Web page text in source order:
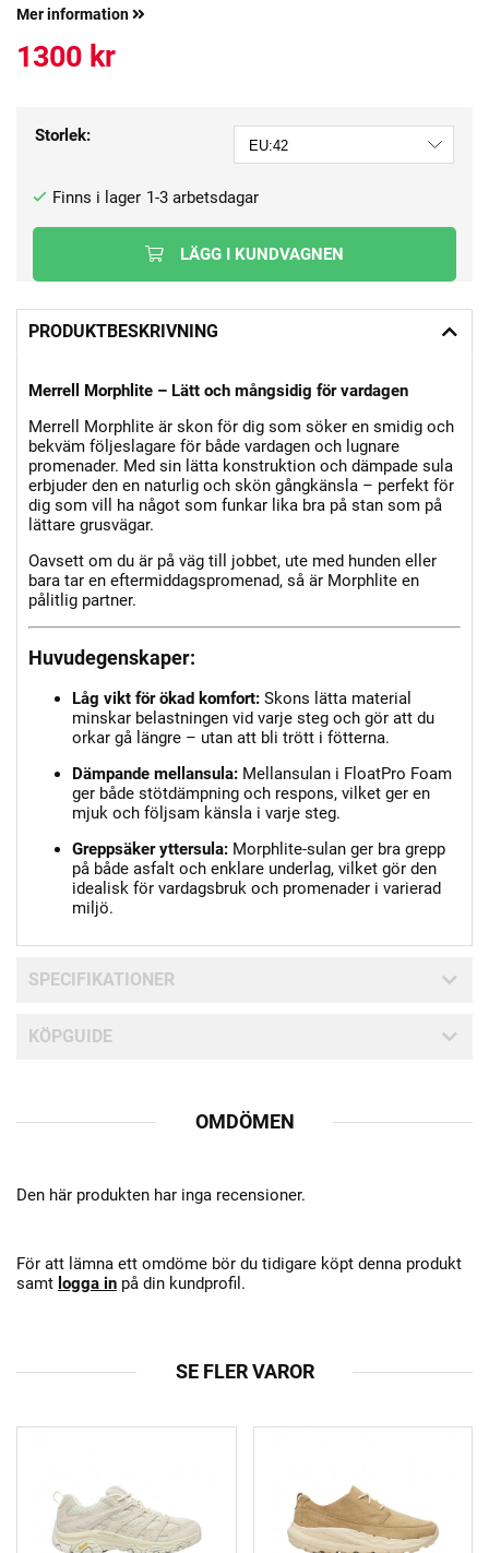
Mer information
1300 kr
Storlek:
1-3 arbetsdagar
LÄGG I KUNDVAGNEN
PRODUKTBESKRIVNING
Merrell Morphlite – Lätt och mångsidig för vardagen
Merrell Morphlite är skon för dig som söker en smidig och
bekväm följeslagare för både vardagen och lugnare
promenader. Med sin lätta konstruktion och dämpade sula
erbjuder den en naturlig och skön gångkänsla – perfekt för
dig som vill ha något som funkar lika bra på stan som på
lättare grusvägar.
Oavsett om du är på väg till jobbet, ute med hunden eller
bara tar en eftermiddagspromenad, så är Morphlite en
pålitlig partner.
Huvudegenskaper:
Låg vikt för ökad komfort: Skons lätta material
minskar belastningen vid varje steg och gör att du
orkar gå längre – utan att bli trött i fötterna.
Dämpande mellansula: Mellansulan i FloatPro Foam
ger både stötdämpning och respons, vilket ger en
mjuk och följsam känsla i varje steg.
Greppsäker yttersula: Morphlite-sulan ger bra grepp
på både asfalt och enklare underlag, vilket gör den
idealisk för vardagsbruk och promenader i varierad
miljö.
SPECIFIKATIONER
KÖPGUIDE
OMDÖMEN
För att lämna ett omdöme bör du tidigare köpt denna produkt
samt logga in på din kundprofil.
Den här produkten har inga recensioner.
SE FLER VAROR